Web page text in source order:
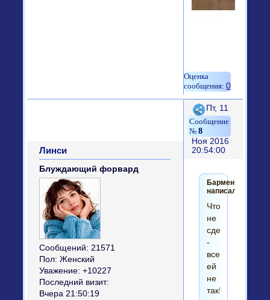
0
Поделиться
8
Пт, 11
Ноя 2016
20:54:00
Линси
Блуждающий форвард
Сообщений: 21571
Пол: Женский
Уважение: +10227
Последний визит:
Вчера 21:50:19
Бармен
написал(а):
Что
не
сделай
-
все
ей
не
так!))